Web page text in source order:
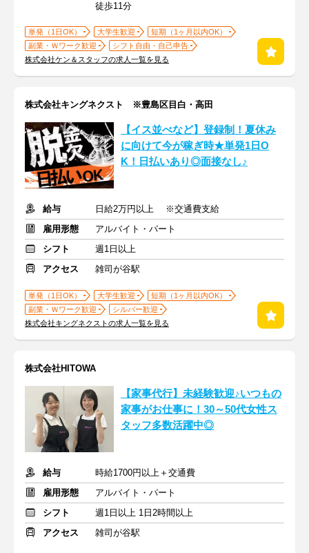
徒歩11分
単発（1日OK） 大学生歓迎
短期（1ヶ月以内OK）
副業・Ｗワーク歓迎
シフト自由・自己申告
株式会社ケン＆スタッフの求人一覧を見る
株式会社キングネクスト ※豊島区目白・高田
【イス並べなど】登録制！夏休み
に向けて今が稼ぎ時★単発1日O
K！日払いあり◎面接なし♪
給与
日給2万円以上 ※交通費支給
雇用形態
アルバイト・パート
シフト
週1日以上
アクセス
雑司が谷駅
単発（1日OK） 大学生歓迎
短期（1ヶ月以内OK）
副業・Ｗワーク歓迎
シルバー歓迎
株式会社キングネクストの求人一覧を見る
株式会社HITOWA
【家事代行】未経験歓迎♪いつもの
家事がお仕事に！30～50代女性ス
タッフ多数活躍中◎
給与
時給1700円以上＋交通費
雇用形態
アルバイト・パート
シフト
週1日以上 1日2時間以上
アクセス
雑司が谷駅